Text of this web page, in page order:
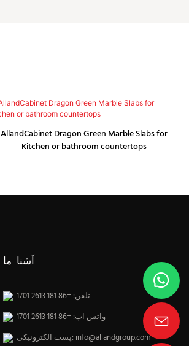
AllandCabinet Dragon Green Marble Slabs for
Kitchen or bathroom countertops
آشنا ما
تلفن: +86 181 2613 1701
واتس اپ: +86 181 2613 1701
پست الکترونیکی: info@allandgroup.com